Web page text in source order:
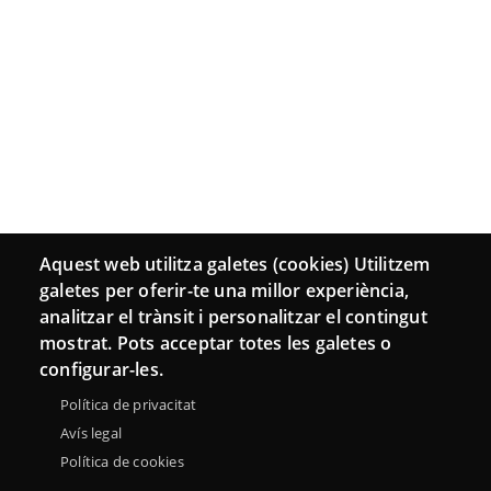
Aquest web utilitza galetes (cookies) Utilitzem
galetes per oferir-te una millor experiència,
analitzar el trànsit i personalitzar el contingut
mostrat. Pots acceptar totes les galetes o
configurar-les.
Política de privacitat
Avís legal
Política de cookies